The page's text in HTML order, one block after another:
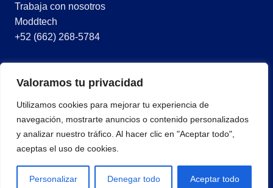
Valoramos tu privacidad
Utilizamos cookies para mejorar tu experiencia de
navegación, mostrarte anuncios o contenido personalizados
y analizar nuestro tráfico. Al hacer clic en "Aceptar todo",
aceptas el uso de cookies.
Personalizar Denegar todo Aceptar todo
Trabaja con nosotros
Moddtech
+52 (662) 268-5784
© 2026 Todos los derechos reservados
Política de privacidad